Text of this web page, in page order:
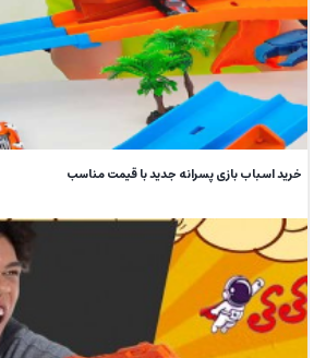
خرید اسباب بازی پسرانه جدید با قیمت مناسب